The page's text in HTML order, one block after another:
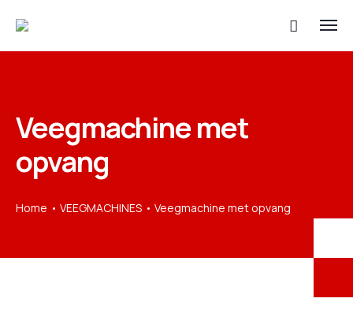
Veegmachine met
opvang
Home VEEGMACHINES Veegmachine met opvang